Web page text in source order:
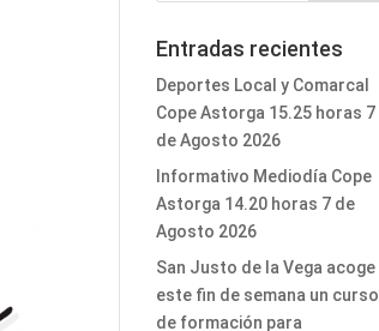
Entradas recientes
Deportes Local y Comarcal
Cope Astorga 15.25 horas 7
de Agosto 2026
Informativo Mediodía Cope
Astorga 14.20 horas 7 de
Agosto 2026
San Justo de la Vega acoge
este fin de semana un curso
de formación para